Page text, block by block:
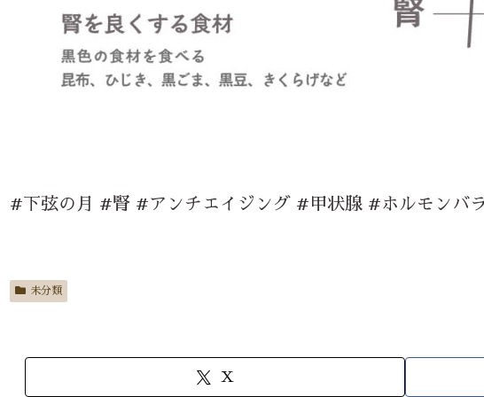
#下弦の月 #腎 #アンチエイジング #甲状腺 #ホルモンバ
未分類
X